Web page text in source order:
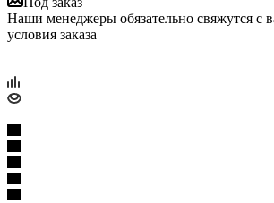
Наши менеджеры обязательно свяжутся с
условия заказа